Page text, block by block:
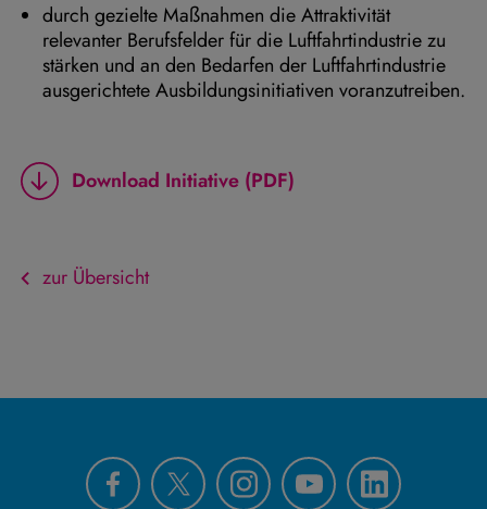
durch gezielte Maßnahmen die Attraktivität
relevanter Berufsfelder für die Luftfahrtindustrie zu
stärken und an den Bedarfen der Luftfahrtindustrie
ausgerichtete Ausbildungsinitiativen voranzutreiben.
Download Initiative (PDF)
zur Übersicht